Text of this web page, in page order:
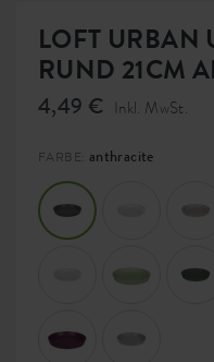
LOFT URBAN
RUND 21CM
4,49 € Inkl. MwSt.
FARBE: anthracite